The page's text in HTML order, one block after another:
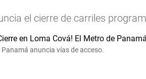
el cierre de carriles
Panamá anuncia vías de acceso.